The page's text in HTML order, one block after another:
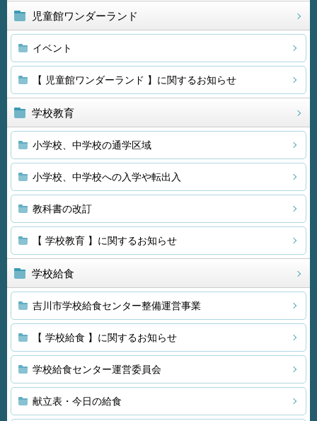
児童館ワンダーランド
イベント
【 児童館ワンダーランド 】に関するお知らせ
学校教育
小学校、中学校の通学区域
小学校、中学校への入学や転出入
教科書の改訂
【 学校教育 】に関するお知らせ
学校給食
吉川市学校給食センター整備運営事業
【 学校給食 】に関するお知らせ
学校給食センター運営委員会
献立表・今日の給食